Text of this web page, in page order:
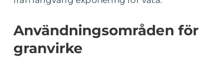
Användningsområden för
granvirke